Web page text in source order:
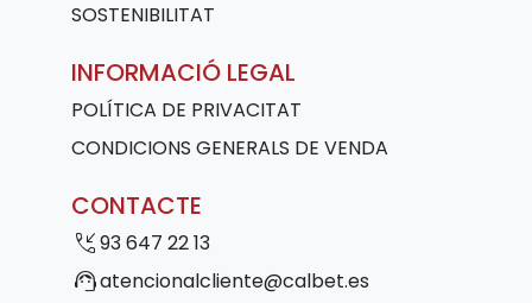
SOSTENIBILITAT
INFORMACIÓ LEGAL
POLÍTICA DE PRIVACITAT
CONDICIONS GENERALS DE VENDA
CONTACTE
phone_callback93 647 22 13
support_agentatencionalcliente@calbet.es